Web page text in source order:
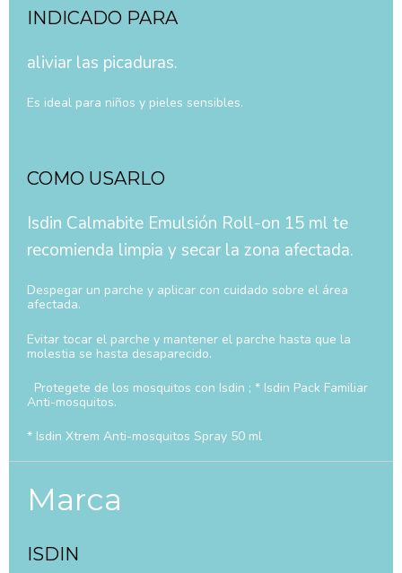
INDICADO PARA
aliviar las picaduras.
Es ideal para niños y pieles sensibles.
COMO USARLO
Isdin Calmabite Emulsión Roll-on 15 ml te
recomienda limpia y secar la zona afectada.
Despegar un parche y aplicar con cuidado sobre el área
afectada.
Evitar tocar el parche y mantener el parche hasta que la
molestia se hasta desaparecido.
Protegete de los mosquitos con Isdin ; * Isdin Pack Familiar
Anti-mosquitos.
* Isdin Xtrem Anti-mosquitos Spray 50 ml
Marca
ISDIN